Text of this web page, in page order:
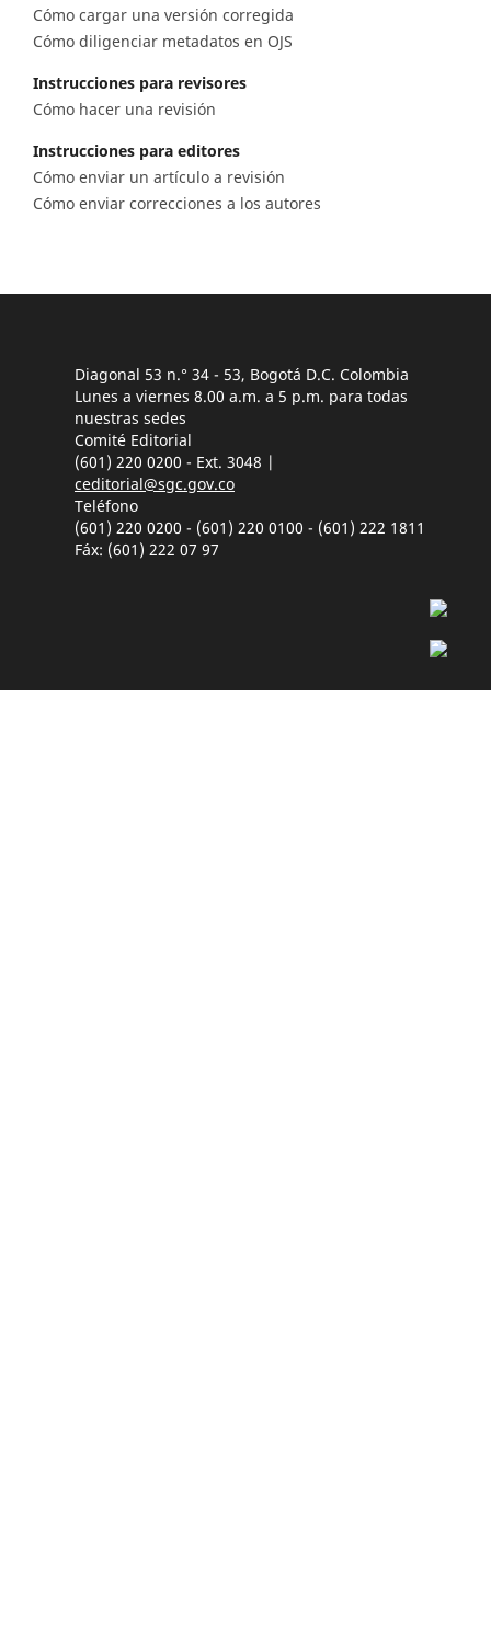
Cómo cargar una versión corregida
Cómo diligenciar metadatos en OJS
Instrucciones para revisores
Cómo hacer una revisión
Instrucciones para editores
Cómo enviar un artículo a revisión
Cómo enviar correcciones a los autores
Diagonal 53 n.° 34 - 53, Bogotá D.C. Colombia
Lunes a viernes 8.00 a.m. a 5 p.m. para todas
nuestras sedes
Comité Editorial
(601) 220 0200 - Ext. 3048 |
ceditorial@sgc.gov.co
Teléfono
(601) 220 0200 - (601) 220 0100 - (601) 222 1811
Fáx: (601) 222 07 97